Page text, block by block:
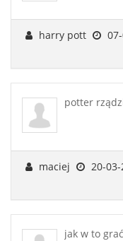
harry pott
potter
maciej
20-
jak w to